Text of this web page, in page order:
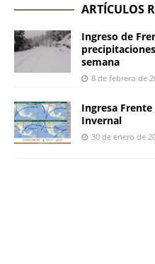
ARTÍCULOS
Ingreso de
semana
8 de febrero de
Ingresa
Invernal
30 de enero de